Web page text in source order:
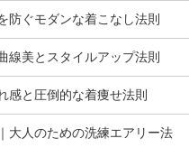
防ぐモダンな着こなし法則
線美とスタイルアップ法則
感と圧倒的な着痩せ法則
大人のための洗練エアリー法